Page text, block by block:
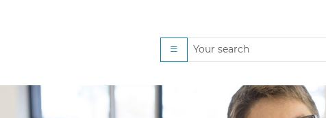
Teaching and Learning